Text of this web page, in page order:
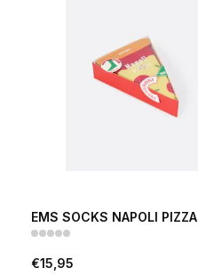
EMS SOCKS NAPOLI PIZZA
€15,95